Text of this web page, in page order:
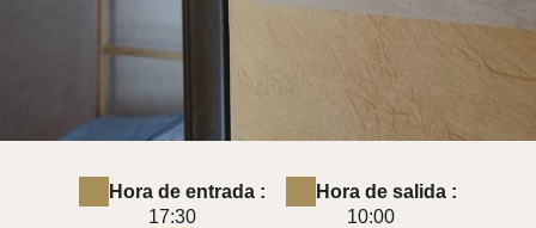
Hora de entrada :
17:30
Hora de salida :
10:00